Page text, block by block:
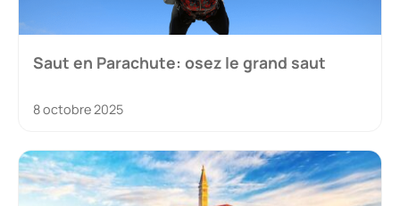
Saut en Parachute: osez le grand saut
8 octobre 2025